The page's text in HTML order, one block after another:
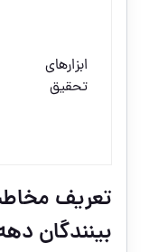
ابزارهای
تحقیق
تعریف
بینندگان دهه ۷۰ و